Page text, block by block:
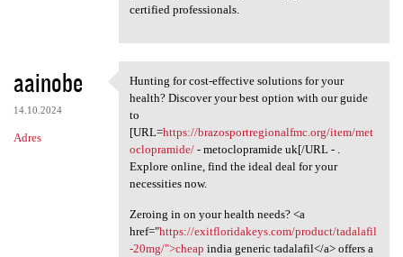
certified professionals.
aainobe
14.10.2024
Adres
Hunting for cost-effective
Hunting for cost-effective solutions for your
health? Discover your best option with our guide
to
[URL=https://brazosportregionalfmc.org/item/met
oclopramide/- metoclopramide uk[/URL - .
Explore online, find the ideal deal for your
necessities now.
Zeroing in on your health needs? <a
href="https://exitfloridakeys.com/product/tadalafil
-20mg/">cheap india generic tadalafil</a> offers a